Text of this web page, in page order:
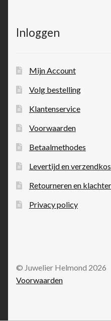
Inloggen
Mijn Account
Volg bestelling
Klantenservice
Voorwaarden
Betaalmethodes
Levertijd en
Retourneren en
Privacy policy
© Juwelier Helmond 2026
Voorwaarden